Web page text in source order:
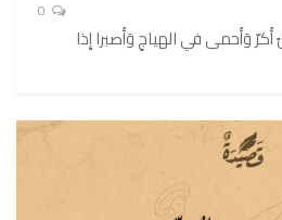
وَأَحمى في الهياجِ وَأَصبرا إِذا